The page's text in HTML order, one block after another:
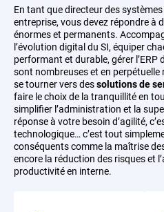
En tant que directeur des
entreprise, vous devez répondre à
énormes et permanents.
l’évolution digital du SI, équiper
performant et durable, gérer l’ERP
sont nombreuses et en perpétuelle
se tourner vers dessolutions de
faire le choix de la tranquillité en
simplifier l’administration et la
réponse à votre besoin d’agilité,
technologique… c’est tout
conséquents comme la maîtrise
encore la réduction des risques et
productivité en interne.